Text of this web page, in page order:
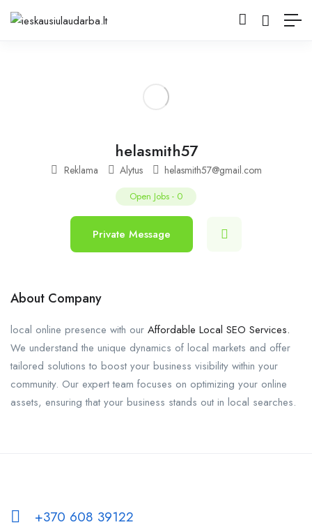
helasmith57
Reklama Alytus helasmith57@gmail.com
Open Jobs - 0
Private Message
About Company
local online presence with our Affordable Local SEO Services.
We understand the unique dynamics of local markets and offer
tailored solutions to boost your business visibility within your
community. Our expert team focuses on optimizing your online
assets, ensuring that your business stands out in local searches.
+370 608 39122